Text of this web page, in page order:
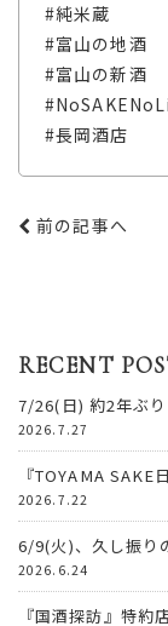
RECENT
7/26(日) 約2年ぶり
2026.7.27
『TOYAMA
2026.7.22
6/9(火)、久し振り
2026.6.24
『国酒探訪』特約
#純米蔵
#富山の地酒
#富山の新酒
#長岡酒店
前の記事へ